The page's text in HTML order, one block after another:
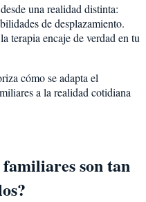
una realidad distinta:
de desplazamiento.
terapia encaje de verdad en tu
cómo se adapta el
a la realidad cotidiana
son tan